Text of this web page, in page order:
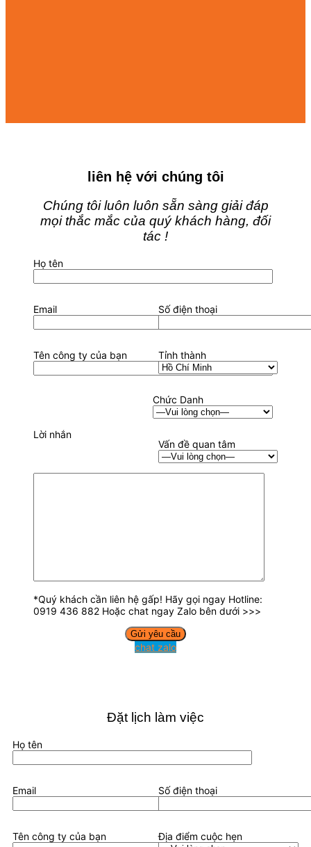
liên hệ với chúng tôi
Chúng tôi luôn luôn sẵn sàng giải đáp
mọi thắc mắc của quý khách hàng, đối
tác !
Họ tên
Email Số điện thoại
Tên công ty của bạn Tỉnh thành
Chức Danh
Vấn đề quan tâm
Lời nhắn
*Quý khách cần liên hệ gấp! Hãy gọi ngay Hotline:
0919 436 882 Hoặc chat ngay Zalo bên dưới >>>
chat zalo
Đặt lịch làm việc
Họ tên
Email Số điện thoại
Tên công ty của bạn Địa điểm cuộc hẹn